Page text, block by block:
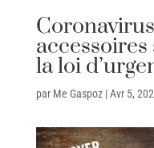
la loi
par Me Gaspoz|Avr 5,